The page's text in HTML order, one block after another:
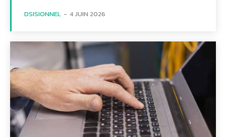
DSISIONNEL - 4 JUIN 2026